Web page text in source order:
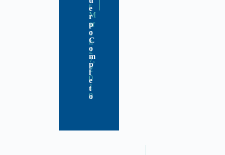
r
M
ar
c
h
2
7,
2
0
1
9
e
r
p
o
C
o
m
p
l
e
t
o